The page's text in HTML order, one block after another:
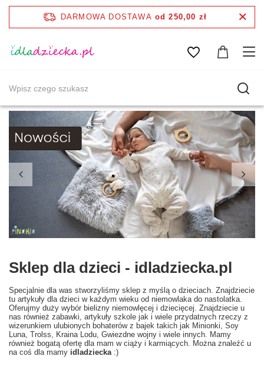
DARMOWA DOSTAWA od 250,00 zł
Sklep dla dzieci - idladziecka.pl
Specjalnie dla was stworzyliśmy sklep z myślą o dzieciach. Znajdziecie
tu artykuły dla dzieci w każdym wieku od niemowlaka do nastolatka.
Oferujmy duży wybór bielizny niemowlęcej i dziecięcej. Znajdziecie u
nas również zabawki, artykuły szkole jak i wiele przydatnych rzeczy z
wizerunkiem ulubionych bohaterów z bajek takich jak Minionki, Soy
Luna, Trolss, Kraina Lodu, Gwiezdne wojny i wiele innych. Mamy
również bogatą ofertę dla mam w ciąży i karmiących. Można znaleźć u
na coś dla mamy idladziecka :)